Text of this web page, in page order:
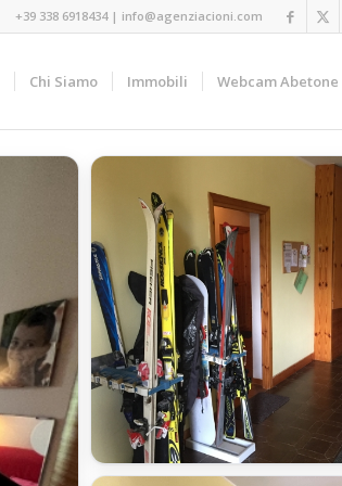
+39 338 6918434| info@agenziacioni.com
Chi Siamo Immobili Webcam Abetone